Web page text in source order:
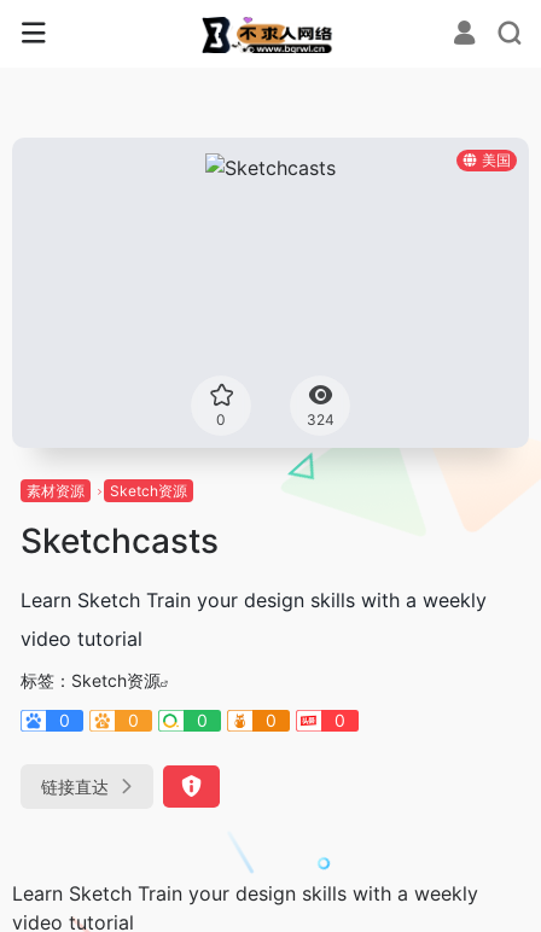
美国
0 324
素材资源 Sketch资源
Sketchcasts
Learn Sketch Train your design skills with a weekly
video tutorial
标签： Sketch资源
0
0 0 0 0
链接直达
Learn Sketch Train your design skills with a weekly
video tutorial